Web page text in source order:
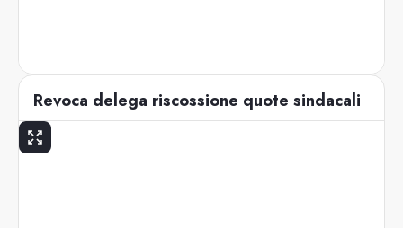
Revoca delega riscossione quote sindacali